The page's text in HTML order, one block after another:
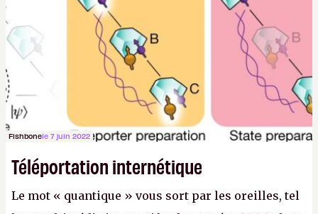
informatique après le World Wide Web et le mobile
(Crédit photo : Pexels / Pixabay)
Fishbonele 7 juin 2022
Téléportation internétique
Le mot « quantique » vous sort par les oreilles, tel